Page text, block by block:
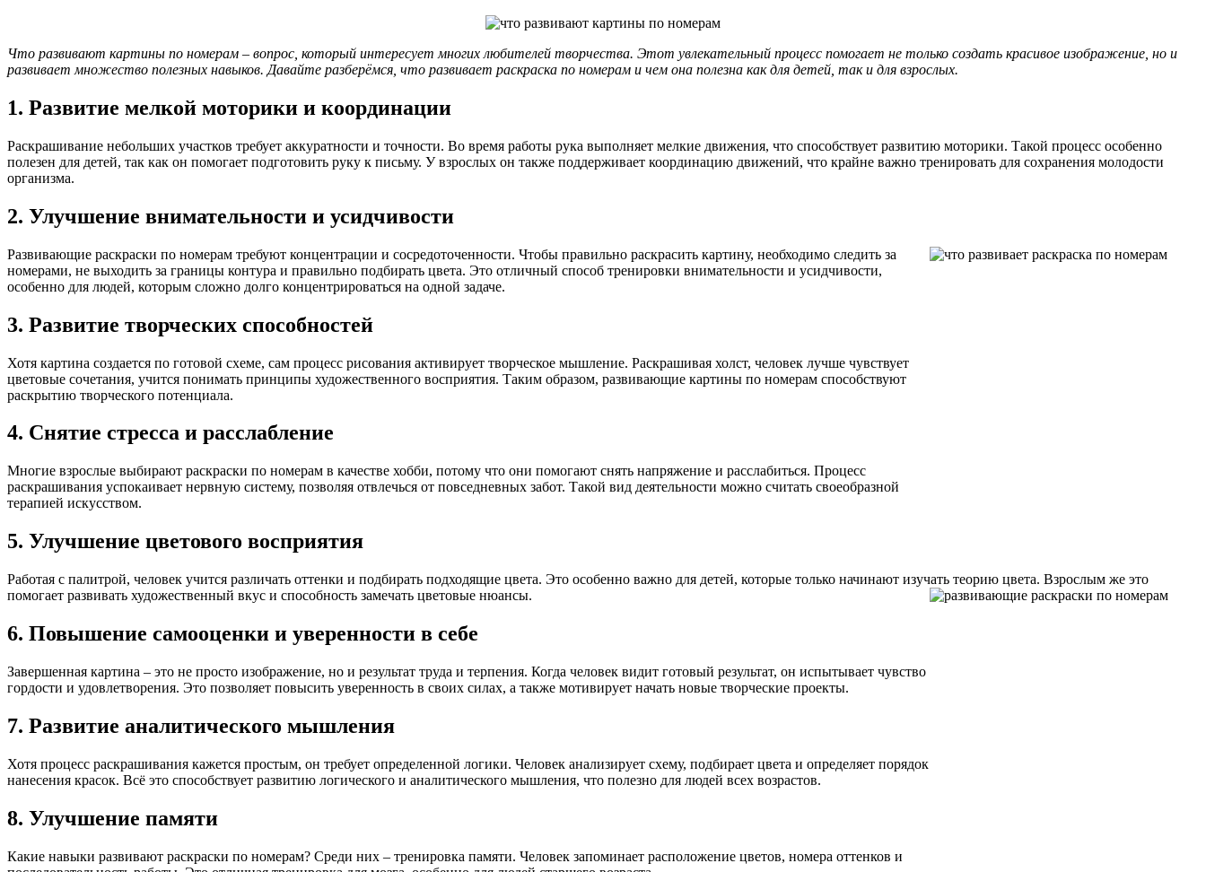
Что развивают картины по номерам – вопрос, который интересует многих любителей творчества. Этот увлекательный процесс помогает не только создать красивое изображение, но и
развивает множество полезных навыков. Давайте разберёмся, что развивает раскраска по номерам и чем она полезна как для детей, так и для взрослых.
1. Развитие мелкой моторики и координации
Раскрашивание небольших участков требует аккуратности и точности. Во время работы рука выполняет мелкие движения, что способствует развитию моторики. Такой процесс особенно
полезен для детей, так как он помогает подготовить руку к письму. У взрослых он также поддерживает координацию движений, что крайне важно тренировать для сохранения молодости
организма.
2. Улучшение внимательности и усидчивости
Развивающие раскраски по номерам требуют концентрации и сосредоточенности. Чтобы правильно раскрасить картину, необходимо следить за
номерами, не выходить за границы контура и правильно подбирать цвета. Это отличный способ тренировки внимательности и усидчивости,
особенно для людей, которым сложно долго концентрироваться на одной задаче.
3. Развитие творческих способностей
Хотя картина создается по готовой схеме, сам процесс рисования активирует творческое мышление. Раскрашивая холст, человек лучше чувствует
цветовые сочетания, учится понимать принципы художественного восприятия. Таким образом, развивающие картины по номерам способствуют
раскрытию творческого потенциала.
4. Снятие стресса и расслабление
Многие взрослые выбирают раскраски по номерам в качестве хобби, потому что они помогают снять напряжение и расслабиться. Процесс
раскрашивания успокаивает нервную систему, позволяя отвлечься от повседневных забот. Такой вид деятельности можно считать своеобразной
терапией искусством.
5. Улучшение цветового восприятия
Работая с палитрой, человек учится различать оттенки и подбирать подходящие цвета. Это особенно важно для детей, которые только начинают изучать теорию цвета. Взрослым же это
помогает развивать художественный вкус и способность замечать цветовые нюансы.
6. Повышение самооценки и уверенности в себе
Завершенная картина – это не просто изображение, но и результат труда и терпения. Когда человек видит готовый результат, он испытывает чувство
гордости и удовлетворения. Это позволяет повысить уверенность в своих силах, а также мотивирует начать новые творческие проекты.
7. Развитие аналитического мышления
Хотя процесс раскрашивания кажется простым, он требует определенной логики. Человек анализирует схему, подбирает цвета и определяет порядок
нанесения красок. Всё это способствует развитию логического и аналитического мышления, что полезно для людей всех возрастов.
8. Улучшение памяти
Какие навыки развивают раскраски по номерам? Среди них – тренировка памяти. Человек запоминает расположение цветов, номера оттенков и